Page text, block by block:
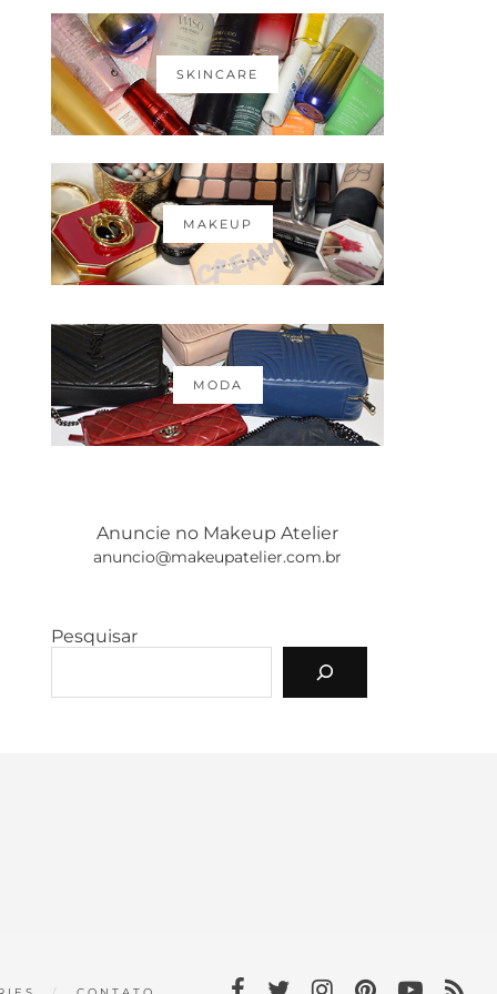
SKINCARE
MAKEUP
MODA
Anuncie no Makeup Atelier
anuncio@makeupatelier.com.br
Pesquisar